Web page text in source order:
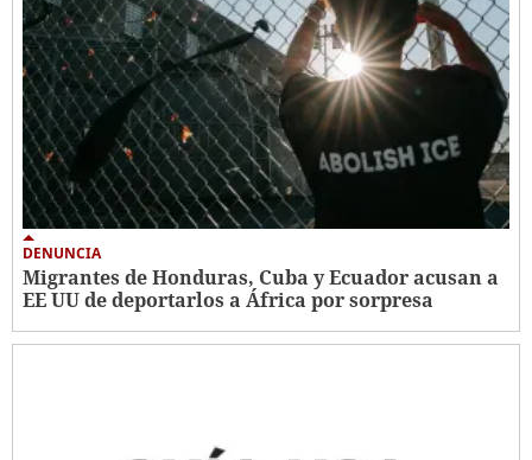
DENUNCIA
Migrantes de Honduras, Cuba y Ecuador acusan a
EE UU de deportarlos a África por sorpresa